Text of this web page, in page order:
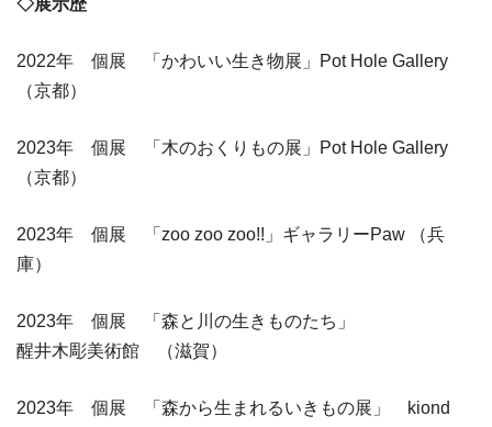
◇展示歴
2022年 個展 「かわいい生き物展」Pot Hole Gallery
（京都）
2023年 個展 「木のおくりもの展」Pot Hole Gallery
（京都）
2023年 個展 「zoo zoo zoo!!」ギャラリーPaw （兵
庫）
2023年 個展 「森と川の生きものたち」
醒井木彫美術館 （滋賀）
2023年 個展 「森から生まれるいきもの展」 kiond